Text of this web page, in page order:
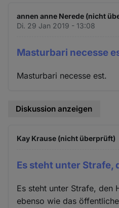
annen anne Nerede (nicht
Di. 29 Jan 2019 - 13:08
Masturbari necesse
Masturbari necesse est.
Diskussion anzeigen
Kay Krause (nicht überprüft)
Es steht unter Strafe,
Es steht unter Strafe, den
ebenso wie das